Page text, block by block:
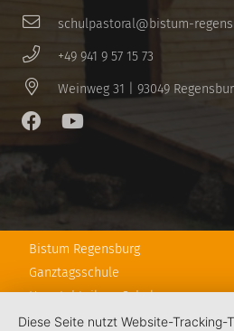
schulpastoral@bistum-
+49 941 9 57 15 73
Weinweg 31 | 93049
Bistum Regensburg
Ganztagsschule
Hauptabteilung Schule
RPS
Diese Seite nutzt Website-Tracking-